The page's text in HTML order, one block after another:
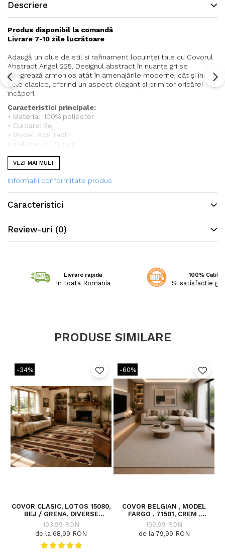
Descriere
Produs disponibil la comandă
Livrare 7-10 zile lucrătoare
Adaugă un plus de stil și rafinament locuinței tale cu Covorul
Abstract Angel 225. Designul abstract în nuanțe gri se
integrează armonios atât în amenajările moderne, cât și în
cele clasice, oferind un aspect elegant și primitor oricărei
încăperi.
Caracteristici principale:
• Material: 100% poliester
• Culoare: Bej
• Model: Abstract
• Înălțime fir: 20 mm
• Potrivit pentru living, dormitor, birou sau camera de oaspeți
• Ușor de integrat în diverse stiluri de amenajare
VEZI MAI MULT
Informatii conformitate produs
Caracteristici
Review-uri (0)
Livrare rapida
In toata Romania
100%
Si satisfactie
PRODUSE SIMILARE
-34%
COVOR CLASIC, LOTOS 15080,
BEJ / GRENA, DIVERSE
DIMENSIUNI
103,99 RON
de la 68,99 RON
-60%
COVOR BELGIAN , MODEL
FARGO , 71501, CREM ,
DIVERSE DIMENSIUNI
199,99 RON
de la 79,99 RON